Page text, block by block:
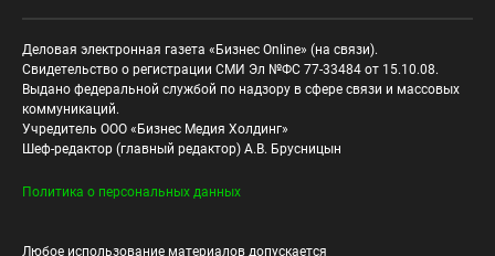
Деловая электронная газета «Бизнес Online» (на связи).
Свидетельство о регистрации СМИ Эл №ФС 77-33484 от 15.10.08.
Выдано федеральной службой по надзору в сфере связи и массовых
коммуникаций.
Учредитель ООО «Бизнес Медия Холдинг»
Шеф-редактор (главный редактор) А.В. Брусницын
Политика о персональных данных
Любое использование материалов допускается